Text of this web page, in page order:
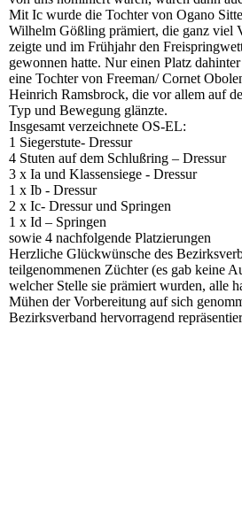
Mit Ic wurde die Tochter von Ogano
Wilhelm Gößling prämiert, die ganz viel
zeigte und im Frühjahr den
gewonnen hatte. Nur einen Platz
eine Tochter von Freeman/ Cornet
Heinrich Ramsbrock, die vor allem auf
Typ und Bewegung glänzte.
Insgesamt verzeichnete OS-EL:
1 Siegerstute- Dressur
4 Stuten auf dem Schlußring – Dressur
3 x Ia und Klassensiege - Dressur
1 x Ib - Dressur
2 x Ic- Dressur und Springen
1 x Id – Springen
sowie 4 nachfolgende Platzierungen
Herzliche Glückwünsche des
teilgenommenen Züchter (es gab keine
welcher Stelle sie prämiert wurden, alle
Mühen der Vorbereitung auf sich
Bezirksverband hervorragend